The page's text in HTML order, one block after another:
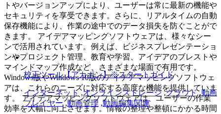
トやバージョンアップにより、ユーザーは常に最新の機能や
セキュリティを享受できます。さらに、リアルタイムの自動
保存機能により、作業の途中でのデータ損失を防ぐことがで
きます。 アイデアマッピングソフトウェアは、様々なシー
ンで活用されています。例えば、ビジネスプレゼンテーショ
ンやプロジェクト管理、教育や学習、アイデアのブレストや
マインドマップ作成など、さまざまな場面で有用です。
Windows版やWindows 10版のアイデアマッピングソフトウェ
アは、これらのニーズに対応する高度な機能を提供していま
す。 アイデアマッピングソフトウェアは、ユーザーの作業
効率を大幅に向上させます。情報の整理や整頓にかかる時間
校正ツール【アカポン】※スタートガイド
インターネット ,オンラインストレージ ,クラウド,動画
プレイヤー,動画管理 ,動画編集関連